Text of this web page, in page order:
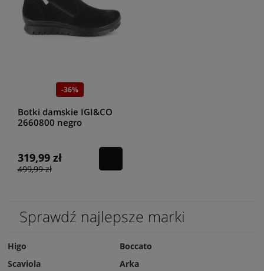
-36%
Botki damskie IGI&CO
2660800 negro
319,99 zł
499,99 zł
Sprawdź najlepsze marki
Higo
Scaviola
Boccato
Arka